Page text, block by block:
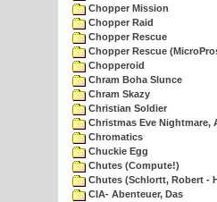
Chopper Mission
Chopper Raid
Chopper Rescue
Chopper Rescue
Chopperoid
Chram Boha Slunce
Chram Skazy
Christian Soldier
Christmas Eve Nightmare,
Chromatics
Chuckie Egg
Chutes (Compute!)
Chutes (Schlortt, Robert -
CIA- Abenteuer, Das